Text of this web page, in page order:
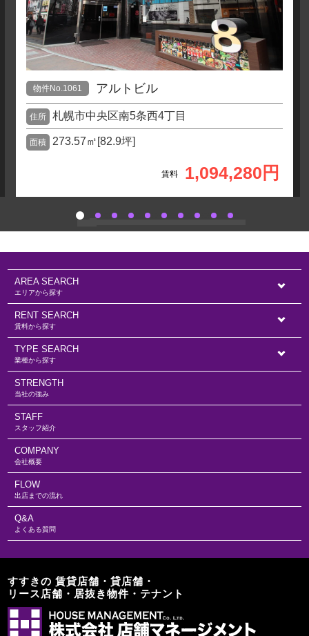
物件No.1061 アルトビル
住所 札幌市中央区南5条西4丁目
面積 273.57㎡[82.9坪]
賃料 1,094,280円
エリアから探す
AREA SEARCH
賃料から探す
RENT SEARCH
業種から探す
TYPE SEARCH
当社の強み
STRENGTH
スタッフ紹介
STAFF
会社概要
COMPANY
出店までの流れ
FLOW
よくある質問
Q&A
すすきの 賃貸店舗・貸店舗・
リース店舗・居抜き物件・テナント